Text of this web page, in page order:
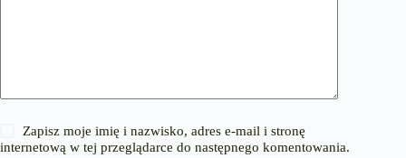
Zapisz moje imię i nazwisko, adres e-mail i stronę
internetową w tej przeglądarce do następnego komentowania.